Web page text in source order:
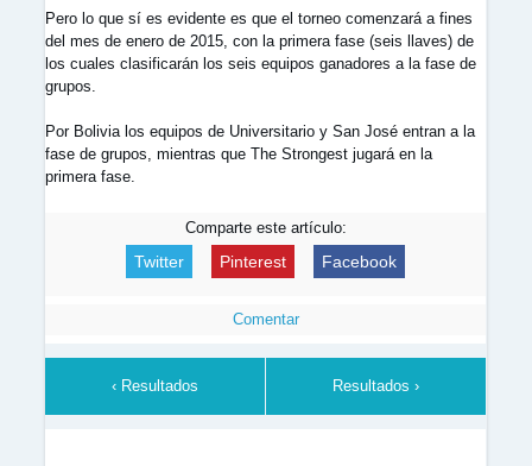
Pero lo que sí es evidente es que el torneo comenzará a fines
del mes de enero de 2015, con la primera fase (seis llaves) de
los cuales clasificarán los seis equipos ganadores a la fase de
grupos.
Por Bolivia los equipos de Universitario y San José entran a la
fase de grupos, mientras que The Strongest jugará en la
primera fase.
Comparte este artículo:
Twitter Pinterest Facebook
Comentar
‹ Resultados Resultados ›